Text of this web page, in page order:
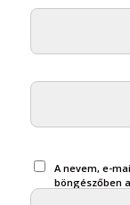
A nevem, e-
böngészőben